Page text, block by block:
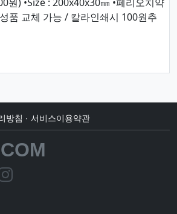
품 교체 가능 / 칼라인쇄시 100원추
방침 · 서비스이용약관